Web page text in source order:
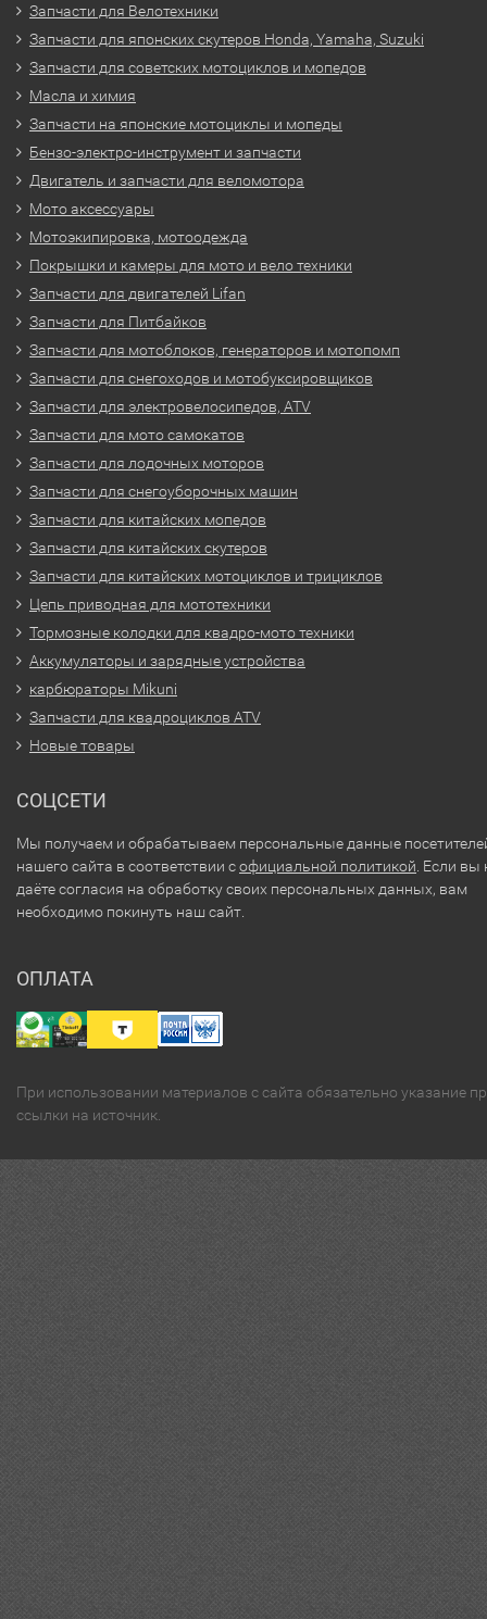
Запчасти для Велотехники
Запчасти для японских скутеров Honda, Yamaha, Suzuki
Запчасти для советских мотоциклов и мопедов
Масла и химия
Запчасти на японские мотоциклы и мопеды
Бензо-электро-инструмент и запчасти
Двигатель и запчасти для веломотора
Мото аксессуары
Мотоэкипировка, мотоодежда
Покрышки и камеры для мото и вело техники
Запчасти для двигателей Lifan
Запчасти для Питбайков
Запчасти для мотоблоков, генераторов и мотопомп
Запчасти для снегоходов и мотобуксировщиков
Запчасти для электровелосипедов, ATV
Запчасти для мото самокатов
Запчасти для лодочных моторов
Запчасти для снегоуборочных машин
Запчасти для китайских мопедов
Запчасти для китайских скутеров
Запчасти для китайских мотоциклов и трициклов
Цепь приводная для мототехники
Тормозные колодки для квадро-мото техники
Аккумуляторы и зарядные устройства
карбюраторы Mikuni
Запчасти для квадроциклов ATV
Новые товары
СОЦСЕТИ
Мы получаем и обрабатываем персональные данные
нашего сайта в соответствии софициальной политикой . Если вы
даёте согласия на обработку своих персональных данных, вам
необходимо покинуть наш сайт.
ОПЛАТА
При использовании материалов с сайта обязательно указание
ссылки на источник.